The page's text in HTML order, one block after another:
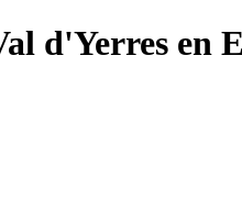
d'Yerres en